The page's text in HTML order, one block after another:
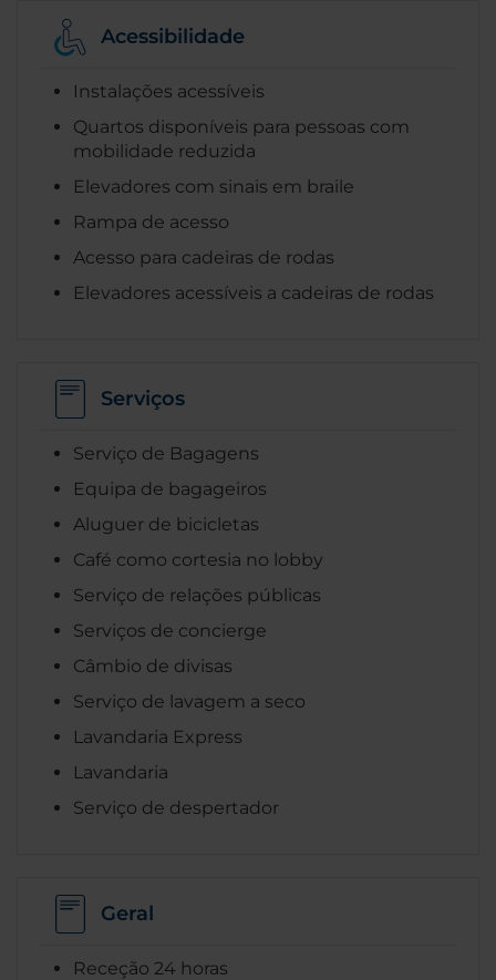
Acessibilidade
Instalações acessíveis
Quartos disponíveis para pessoas com
mobilidade reduzida
Elevadores com sinais em braile
Rampa de acesso
Acesso para cadeiras de rodas
Elevadores acessíveis a cadeiras de rodas
Serviços
Serviço de Bagagens
Equipa de bagageiros
Aluguer de bicicletas
Café como cortesia no lobby
Serviço de relações públicas
Serviços de concierge
Câmbio de divisas
Serviço de lavagem a seco
Lavandaria Express
Lavandaria
Serviço de despertador
Geral
Receção 24 horas